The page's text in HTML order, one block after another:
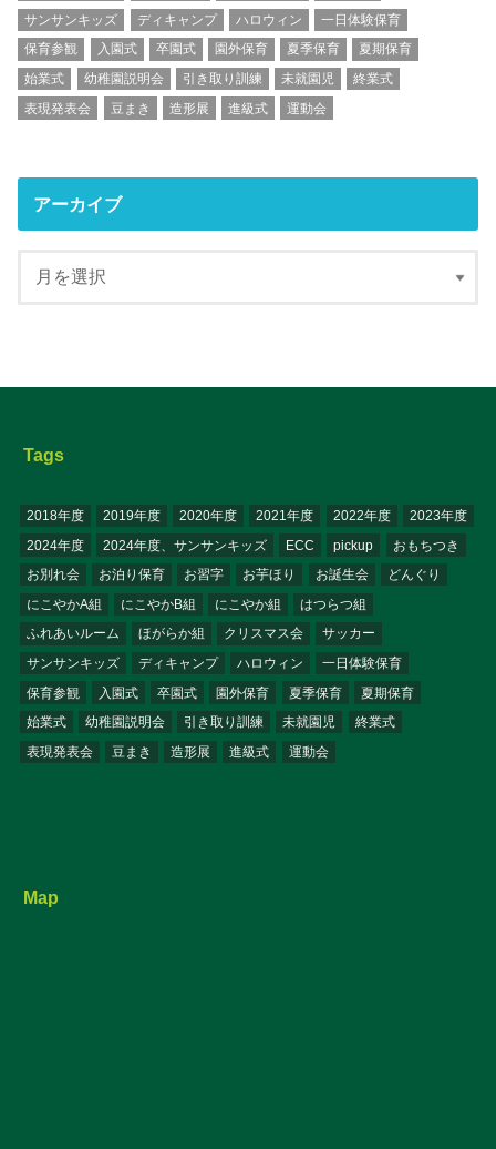
サンサンキッズ
ディキャンプ ハロウィン
一日体験保育
保育参観
入園式 卒園式 園外保育 夏季保育
夏期保育
始業式
幼稚園説明会 引き取り訓練 未就園児
終業式
表現発表会
豆まき 造形展 進級式 運動会
アーカイブ
Tags
2018年度 2019年度 2020年度 2021年度 2022年度
2023年度
2024年度
2024年度、サンサンキッズ ECC pickup
おもちつき
お別れ会
お泊り保育 お習字 お芋ほり お誕生会
どんぐり
にこやかA組
にこやかB組 にこやか組
はつらつ組
ふれあいルーム
ほがらか組 クリスマス会
サッカー
サンサンキッズ
ディキャンプ ハロウィン
一日体験保育
保育参観
入園式 卒園式 園外保育 夏季保育
夏期保育
始業式
幼稚園説明会 引き取り訓練 未就園児
終業式
表現発表会
豆まき 造形展 進級式 運動会
Map